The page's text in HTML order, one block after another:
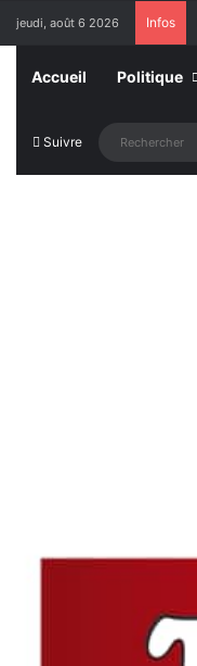
jeudi, août 6 2026 Infos
Accueil Politique
Suivre